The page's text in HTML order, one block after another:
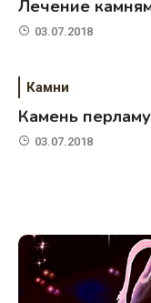
Лечение
03.07.2018
Камни
Камень
03.07.2018